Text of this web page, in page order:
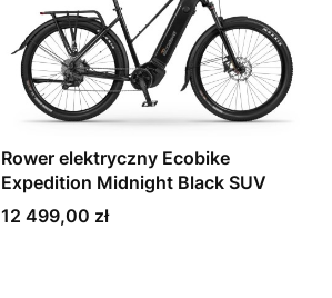
Rower elektryczny Ecobike
Expedition Midnight Black SUV
Cena
12 499,00 zł